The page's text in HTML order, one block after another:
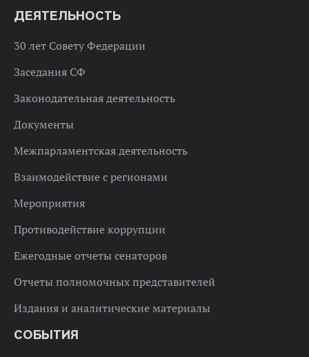
ДЕЯТЕЛЬНОСТЬ
30 лет Совету Федерации
Заседания СФ
Законодательная деятельность
Документы
Межпарламентская деятельность
Взаимодействие с регионами
Мероприятия
Противодействие коррупции
Ежегодные отчеты сенаторов
Отчеты полномочных представителей
Издания и аналитические материалы
СОБЫТИЯ